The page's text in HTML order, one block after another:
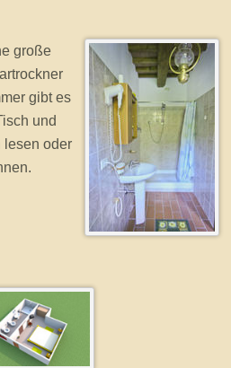
große
gibt es
und
lesen oder